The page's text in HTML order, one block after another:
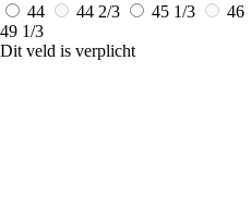
44
44 2/3 45 1/3 46
49 1/3
Dit veld is verplicht